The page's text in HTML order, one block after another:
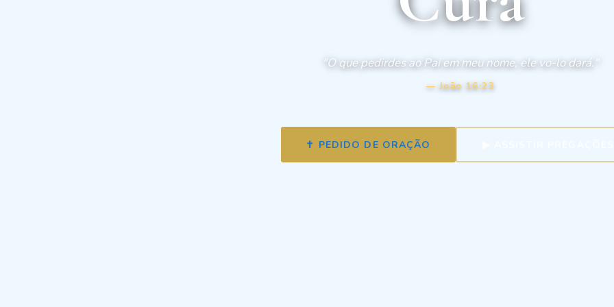
"O que pedirdes ao Pai em meu nome, ele vo-lo dará."
— João 16:23
✝ PEDIDO DE ORAÇÃO